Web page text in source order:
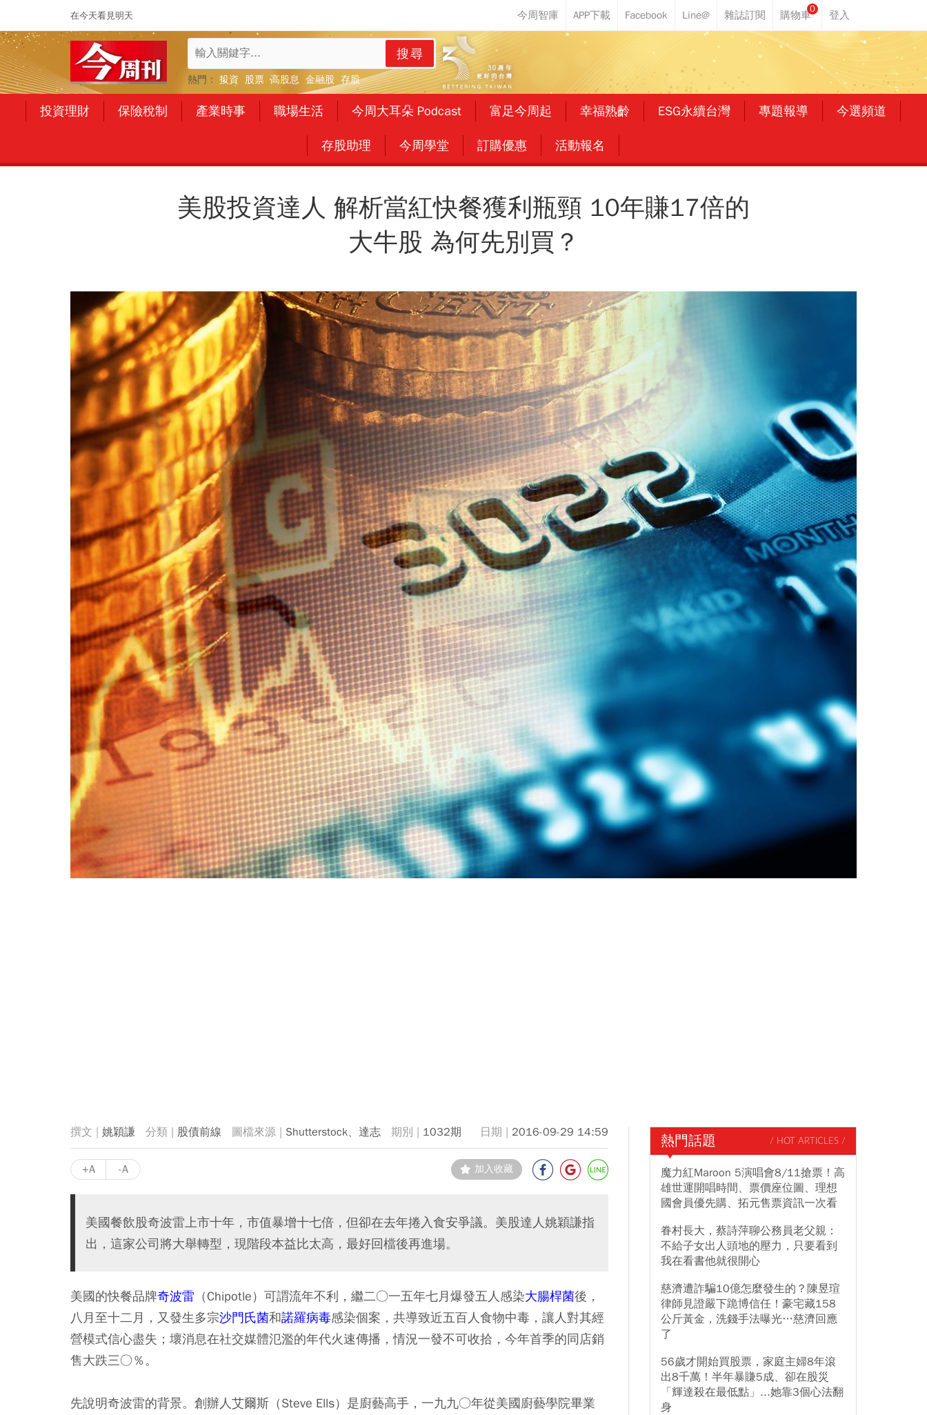
在今天看見明天
0
搜尋
熱門： 投資 股票 高股息 金融股 存股
投資理財 保險稅制 產業時事 職場生活 今周大耳朵 Podcast 富足今周起 幸福熟齡 ESG永續台灣 專題報導 今選頻道
存股助理 今周學堂 訂購優惠 活動報名
美股投資達人 解析當紅快餐獲利瓶頸 10年賺17倍的
大牛股 為何先別買？
姚穎謙 股債前線 Shutterstock、達志 1032期 2016-09-29 14:59
+A -A 加入收藏
美國餐飲股奇波雷上市十年，市值暴增十七倍，但卻在去年捲入食安爭議。美股達人姚穎謙指
出，這家公司將大舉轉型，現階段本益比太高，最好回檔後再進場。
美國的快餐品牌奇波雷 （Chipotle）可謂流年不利，繼二○一五年七月爆發五人感染大腸桿菌後，
八月至十二月，又發生多宗沙門氏菌和諾羅病毒感染個案，共導致近五百人食物中毒，讓人對其經
營模式信心盡失；壞消息在社交媒體氾濫的年代火速傳播，情況一發不可收拾，今年首季的同店銷
售大跌三○％。
先說明奇波雷的背景。創辦人艾爾斯（Steve Ells）是廚藝高手，一九九○年從美國廚藝學院畢業
熱門話題 / HOT ARTICLES /
魔力紅Maroon 5演唱會8/11搶票！高
雄世運開唱時間、票價座位圖、理想
國會員優先購、拓元售票資訊一次看
眷村長大，蔡詩萍聊公務員老父親：
不給子女出人頭地的壓力，只要看到
我在看書他就很開心
慈濟遭詐騙10億怎麼發生的？陳昱瑄
律師見證嚴下跪博信任！豪宅藏158
公斤黃金，洗錢手法曝光…慈濟回應
了
56歲才開始買股票，家庭主婦8年滾
出8千萬！半年暴賺5成、卻在股災
「輝達殺在最低點」...她靠3個心法翻
身